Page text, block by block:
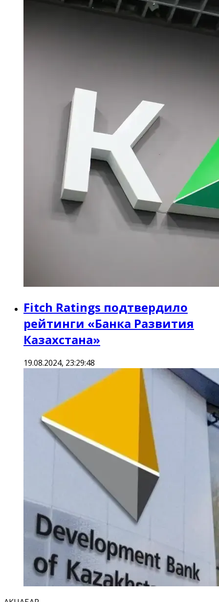
Fitch Ratings подтвердило
рейтинги «Банка Развития
Казахстана»
19.08.2024, 23:29:48